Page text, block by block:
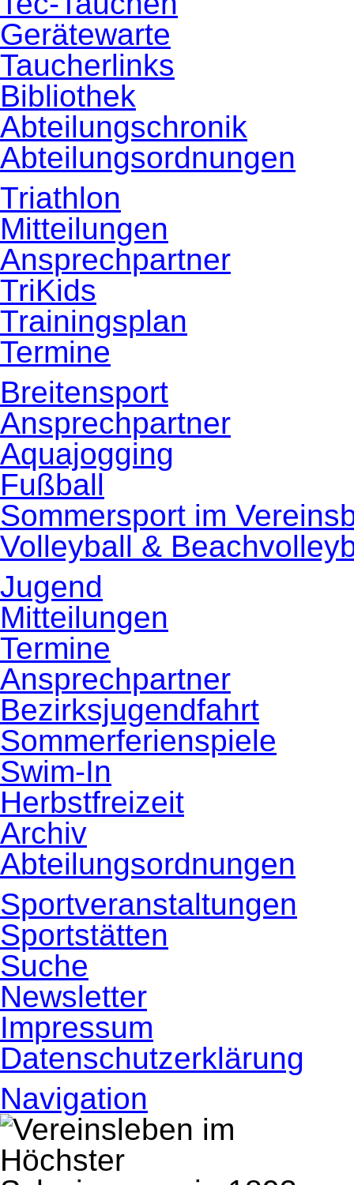
Gerätewarte
Taucherlinks
Bibliothek
Abteilungschronik
Abteilungsordnungen
Triathlon
Mitteilungen
Ansprechpartner
TriKids
Trainingsplan
Termine
Breitensport
Ansprechpartner
Aquajogging
Fußball
Sommersport im
Volleyball &
Jugend
Mitteilungen
Termine
Ansprechpartner
Bezirksjugendfahrt
Sommerferienspiele
Swim-In
Herbstfreizeit
Archiv
Abteilungsordnungen
Sportveranstaltungen
Sportstätten
Suche
Newsletter
Impressum
Datenschutzerklärung
Navigation